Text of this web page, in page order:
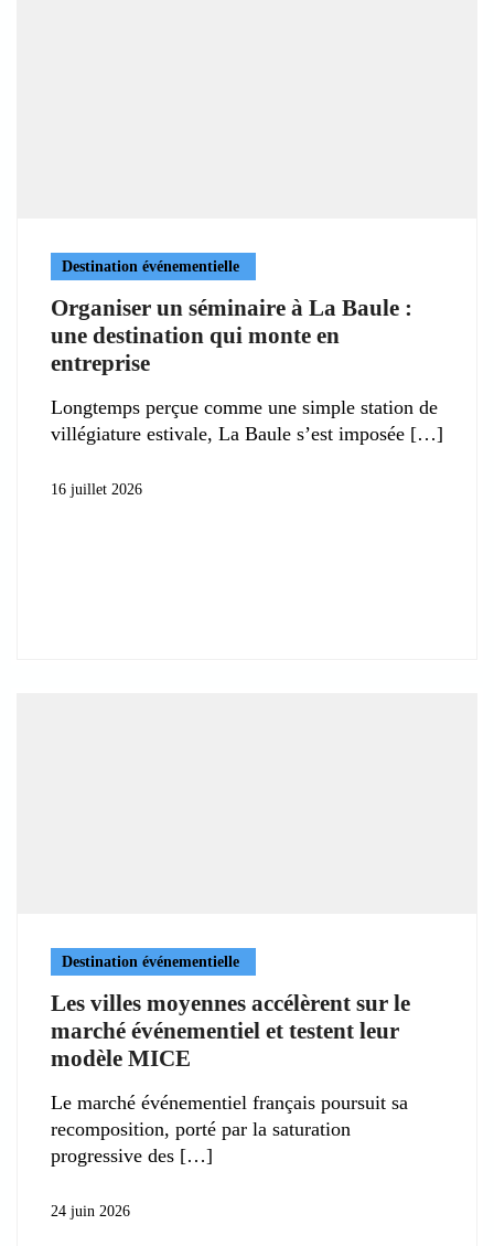
Destination événementielle
Organiser un séminaire à La Baule :
une destination qui monte en
entreprise
Longtemps perçue comme une simple station de
villégiature estivale, La Baule s’est imposée
16 juillet 2026
Destination événementielle
Les villes moyennes accélèrent sur le
marché événementiel et testent leur
modèle MICE
Le marché événementiel français poursuit sa
recomposition, porté par la saturation
progressive des
24 juin 2026